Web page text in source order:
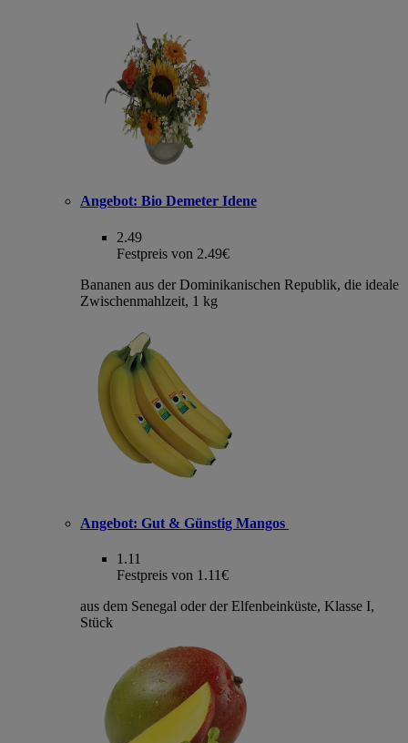
Angebot: Bio Demeter Idene
2.49
Festpreis von 2.49€
Bananen aus der Dominikanischen Republik, die ideale
Zwischenmahlzeit, 1 kg
Angebot: Gut & Günstig Mangos
1.11
Festpreis von 1.11€
aus dem Senegal oder der Elfenbeinküste, Klasse I,
Stück